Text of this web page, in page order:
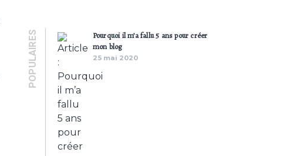
POPULAIRES
Pourquoi il m’a fallu 5 ans pour créer
mon blog
25 mai 2020